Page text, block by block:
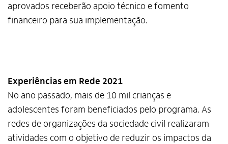
aprovados receberão apoio técnico e fomento
financeiro para sua implementação.
Experiências em Rede 2021
No ano passado, mais de 10 mil crianças e
adolescentes foram beneficiados pelo programa. As
redes de organizações da sociedade civil realizaram
atividades com o objetivo de reduzir os impactos da